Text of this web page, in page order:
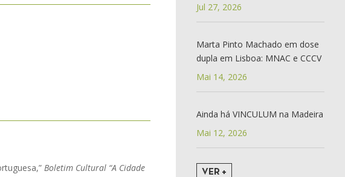
Boletim Cultural “A Cidade
Jul 27, 2026
Marta Pinto Machado em dose
dupla em Lisboa: MNAC e CCCV
Mai 14, 2026
Ainda há VINCULUM na Madeira
Mai 12, 2026
VER +